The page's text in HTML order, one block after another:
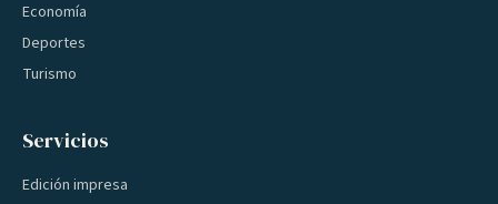
Economía
Deportes
Turismo
Servicios
Edición impresa